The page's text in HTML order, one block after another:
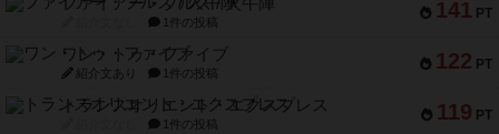
141 PT
1件の投稿
122 PT
ワン・トゥ・ファイブ
紹介文あり 1件の投稿
119 PT
トランスオリエント・エクスプレス
1件の投稿